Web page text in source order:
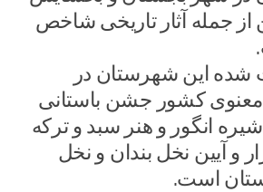
جمله آثار تاریخی شاخص
شده این شهرستان در
کشور جشن باستانی
انگور و هنر سبد و ترکه
و آیین نخل بندان و نخل
است.